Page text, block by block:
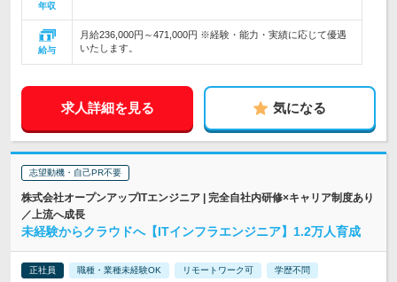
年収
給与
月給236,000円～471,000円 ※経験・能力・実績に応じて優遇
いたします。
求人詳細を見る 気になる
志望動機・自己PR不要
株式会社オープンアップITエンジニア | 完全自社内研修×キャリア制度あり
／上流へ成長
未経験からクラウドへ【ITインフラエンジニア】1.2万人育成
正社員 職種・業種未経験OK リモートワーク可 学歴不問